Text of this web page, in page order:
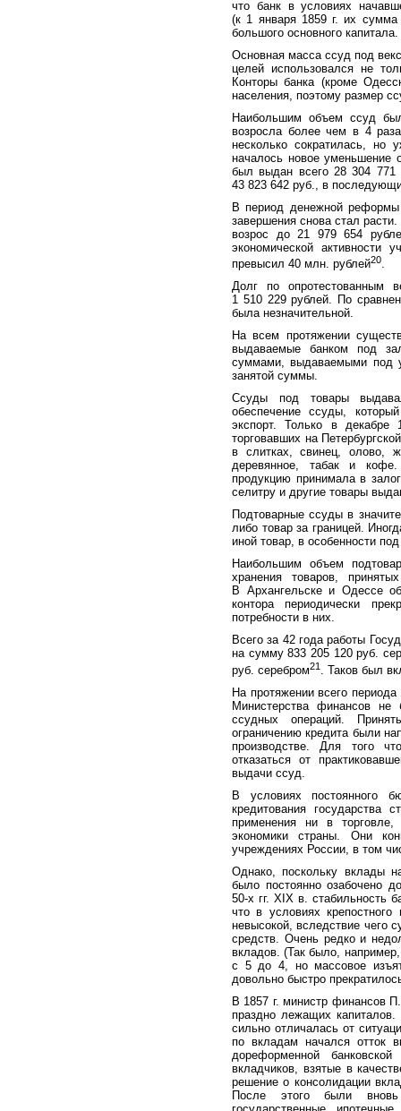
что банк в условиях
(к 1 января 1859 г. их сумма
большого основного капитала.
Основная масса ссуд под
целей использовался не
Конторы банка (кроме
населения, поэтому размер
Наибольшим объем ссуд
возросла более чем в 4
несколько сократилась,
началось новое уменьшение
был выдан всего 28 304 771
43 823 642 руб., в
В период денежной
завершения снова стал
возрос до 21 979 654
экономической
превысил 40 млн. рублей20.
Долг по опротестованным
1 510 229 рублей. По
была незначительной.
На всем протяжении
выдаваемые банком под
суммами, выдаваемыми под
занятой суммы.
Ссуды под товары
обеспечение ссуды,
экспорт. Только в
торговавших на
в слитках, свинец, олово,
деревянное, табак и
продукцию принимала в
селитру и другие товары
Подтоварные ссуды в
либо товар за границей.
иной товар, в особенности
Наибольшим объем
хранения товаров,
В Архангельске и Одессе
контора периодически
потребности в них.
Всего за 42 года работы
на сумму 833 205 120 руб.
руб. серебром21
. Таков был
На протяжении всего
Министерства финансов не
ссудных операций.
ограничению кредита были
производстве. Для того
отказаться от
выдачи ссуд.
В условиях постоянного
кредитования государства
применения ни в
экономики страны. Они
учреждениях России, в том
Однако, поскольку вклады
было постоянно озабочено
50-х гг. XIX в. стабильность
что в условиях
невысокой, вследствие чего
средств. Очень редко и
вкладов. (Так было,
с 5 до 4, но массовое
довольно быстро
В 1857 г. министр финансов
праздно лежащих капиталов.
сильно отличалась от
по вкладам начался отток
дореформенной
вкладчиков, взятые в
решение о консолидации
После этого были